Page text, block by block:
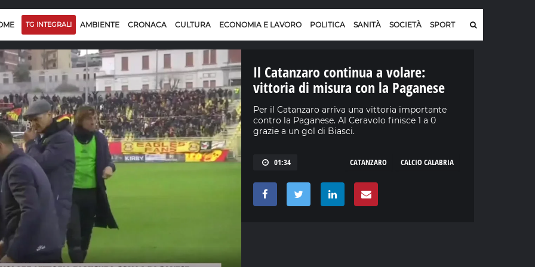
TG INTEGRALI AMBIENTE CRONACA CULTURA ECONOMIA E LAVORO POLITICA SANITÀ SOCIETÀ SPORT
Il Catanzaro continua a volare:
vittoria di misura con la Paganese
Per il Catanzaro arriva una vittoria importante
contro la Paganese. Al Ceravolo finisce 1 a 0
grazie a un gol di Biasci.
01:34 CALCIO CALABRIA
CATANZARO